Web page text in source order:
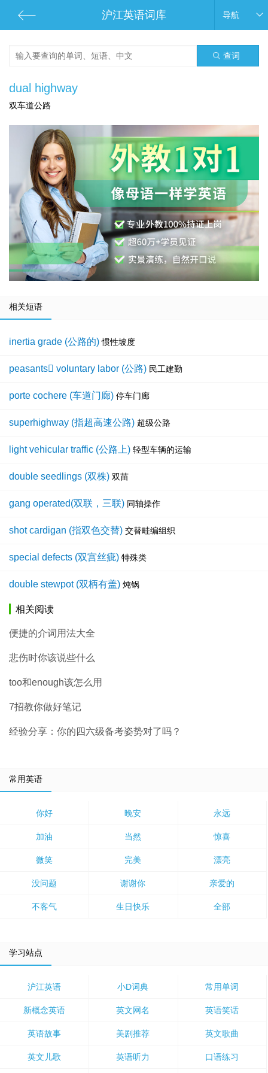
沪江英语词库 导航
查词
dual highway
双车道公路
相关短语
inertia grade (公路的) 惯性坡度
peasants voluntary labor (公路) 民工建勤
porte cochere (车道门廊) 停车门廊
superhighway (指超高速公路) 超级公路
light vehicular traffic (公路上) 轻型车辆的运输
double seedlings (双株) 双苗
gang operated(双联，三联) 同轴操作
shot cardigan (指双色交替) 交替畦编组织
special defects (双宫丝疵) 特殊类
double stewpot (双柄有盖) 炖锅
相关阅读
便捷的介词用法大全
悲伤时你该说些什么
too和enough该怎么用
7招教你做好笔记
经验分享：你的四六级备考姿势对了吗？
常用英语
你好 晚安 永远
加油 当然 惊喜
微笑 完美 漂亮
没问题 谢谢你 亲爱的
不客气 生日快乐 全部
学习站点
沪江英语 小D词典 常用单词
新概念英语 英文网名 英语笑话
英语故事 美剧推荐 英文歌曲
英文儿歌 英语听力 口语练习